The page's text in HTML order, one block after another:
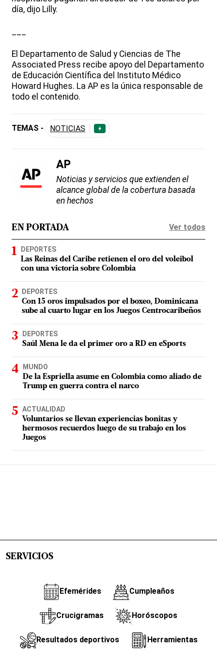
día, dijo Lilly.
___
El Departamento de Salud y Ciencias de The
Associated Press recibe apoyo del Departamento
de Educación Científica del Instituto Médico
Howard Hughes. La AP es la única responsable de
todo el contenido.
TEMAS - NOTICIAS +
AP
Noticias y servicios que extienden el
alcance global de la cobertura basada
en hechos
EN PORTADA Ver todos
DEPORTES
Las Reinas del Caribe retienen el oro del voleibol
con una victoria sobre Colombia
DEPORTES
Con 15 oros impulsados por el boxeo, Dominicana
sube al cuarto lugar en los Juegos Centrocaribeños
DEPORTES
Saúl Mena le da el primer oro a RD en eSports
MUNDO
De la Espriella asume en Colombia como aliado de
Trump en guerra contra el narco
ACTUALIDAD
Voluntarios se llevan experiencias bonitas y
hermosos recuerdos luego de su trabajo en los
Juegos
SERVICIOS
Efemérides Cumpleaños
Crucigramas Horóscopos
Resultados deportivos Herramientas